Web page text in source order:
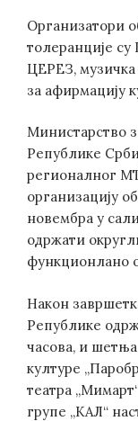
Организатори
толеранције
ЦЕРЕЗ,
за афирмацију
Министарство
Републике
регионалног
организацију
новембра у
одржати
функционлано
Након
Републике
часова, и шетња
културе
театра
групе „КАЛ“